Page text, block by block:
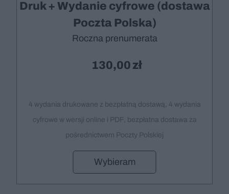
Druk + Wydanie cyfrowe (dostawa
Poczta Polska)
Roczna prenumerata
130,00
4 wydania drukowane z bezpłatną dostawą, 4 wydania
cyfrowe w wersji online i PDF, bezpłatna dostawa za
pośrednictwem Poczty Polskiej
Wybieram